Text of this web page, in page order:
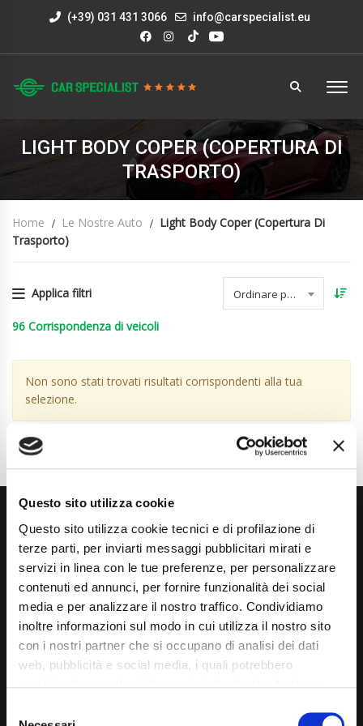
Questo sito utilizza cookie
Questo sito utilizza cookie tecnici e di profilazione di
terze parti, per inviarti messaggi pubblicitari mirati e
servizi in linea con le tue preferenze, per personalizzare
contenuti ed annunci, per fornire funzionalità dei social
media e per analizzare il nostro traffico. Condividiamo
inoltre informazioni sul modo in cui utilizza il nostro sito
con i nostri partner che si occupano di analisi dei dati
web, pubblicità e social media, i quali potrebbero
mera chiusura del banner non comporta l’accettazione
(+39) 031 431 3066 info@carspecialist.eu
LIGHT BODY COPER (COPERTURA DI
TRASPORTO)
Home Le Nostre Auto
Light Body Coper (copertura Di
Trasporto)
Applica filtri Ordinare per data
96 Corrispondenza di veicoli
Non sono stati trovati risultati corrispondenti alla tua
selezione.
Via Giuditta Pasta 2, Como (CO) 22100
(+39) 031 431 3066
info@carspecialist.eu